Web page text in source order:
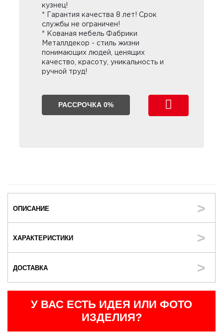
кузнец!
* Гарантия качества 8 лет! Срок
службы не ограничен!
* Кованая мебель Фабрики
Металлдекор - стиль жизни
понимающих людей, ценящих
качество, красоту, уникальность и
ручной труд!
РАССРОЧКА 0%
ОПИСАНИЕ
ХАРАКТЕРИСТИКИ
ДОСТАВКА
У ВАС ЕСТЬ ИДЕЯ ИЛИ ФОТО
ИЗДЕЛИЯ?